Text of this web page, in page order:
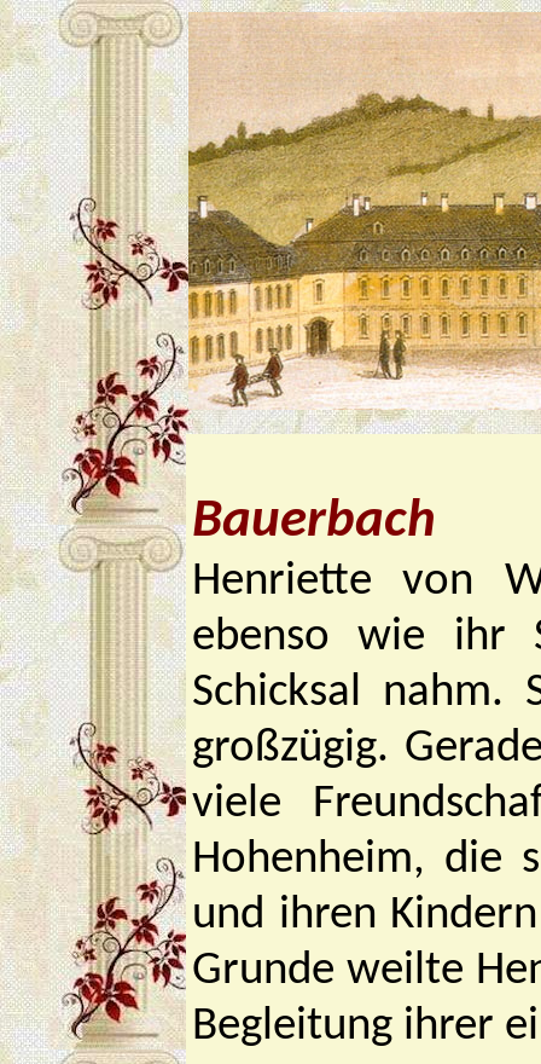
Bauerbach
Henriette von
ebenso wie ihr
Schicksal
großzügig.
viele
Hohenheim, die
und ihren
Grunde weilte
Begleitung ihrer